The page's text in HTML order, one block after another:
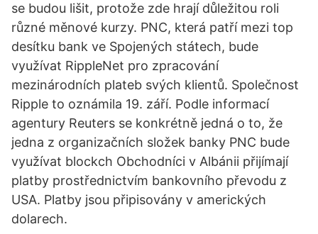
se budou lišit, protože zde hrají důležitou roli
různé měnové kurzy. PNC, která patří mezi top
desítku bank ve Spojených státech, bude
využívat RippleNet pro zpracování
mezinárodních plateb svých klientů. Společnost
Ripple to oznámila 19. září. Podle informací
agentury Reuters se konkrétně jedná o to, že
jedna z organizačních složek banky PNC bude
využívat blockch Obchodníci v Albánii přijímají
platby prostřednictvím bankovního převodu z
USA. Platby jsou připisovány v amerických
dolarech.